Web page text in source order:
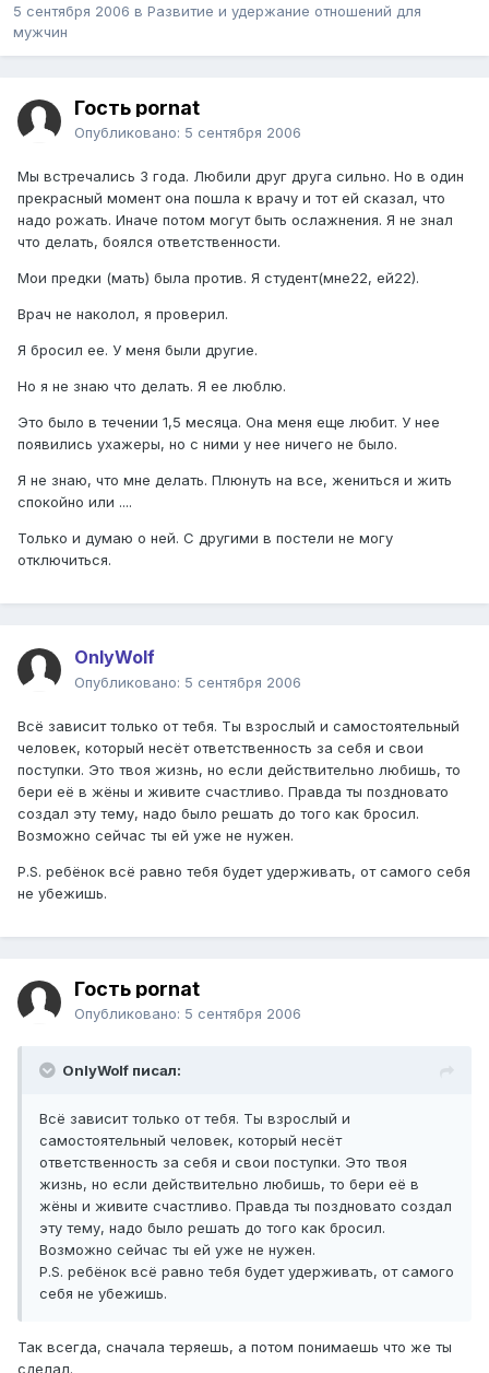
5 сентября 2006 в Pазвитие и удержание отношений для
мужчин
Гость pornat
Опубликовано: 5 сентября 2006
Мы встречались 3 года. Любили друг друга сильно. Но в один
прекрасный момент она пошла к врачу и тот ей сказал, что
надо рожать. Иначе потом могут быть ослажнения. Я не знал
что делать, боялся ответственности.
Мои предки (мать) была против. Я студент(мне22, ей22).
Врач не наколол, я проверил.
Я бросил ее. У меня были другие.
Но я не знаю что делать. Я ее люблю.
Это было в течении 1,5 месяца. Она меня еще любит. У нее
появились ухажеры, но с ними у нее ничего не было.
Я не знаю, что мне делать. Плюнуть на все, жениться и жить
спокойно или ....
Только и думаю о ней. С другими в постели не могу
отключиться.
OnlyWolf
Опубликовано: 5 сентября 2006
Всё зависит только от тебя. Ты взрослый и самостоятельный
человек, который несёт ответственность за себя и свои
поступки. Это твоя жизнь, но если действительно любишь, то
бери её в жёны и живите счастливо. Правда ты поздновато
создал эту тему, надо было решать до того как бросил.
Возможно сейчас ты ей уже не нужен.
P.S. ребёнок всё равно тебя будет удерживать, от самого себя
не убежишь.
Гость pornat
Опубликовано: 5 сентября 2006
OnlyWolf писал:
Всё зависит только от тебя. Ты взрослый и
самостоятельный человек, который несёт
ответственность за себя и свои поступки. Это твоя
жизнь, но если действительно любишь, то бери её в
жёны и живите счастливо. Правда ты поздновато создал
эту тему, надо было решать до того как бросил.
Возможно сейчас ты ей уже не нужен.
P.S. ребёнок всё равно тебя будет удерживать, от самого
себя не убежишь.
Так всегда, сначала теряешь, а потом понимаешь что же ты
сделал.